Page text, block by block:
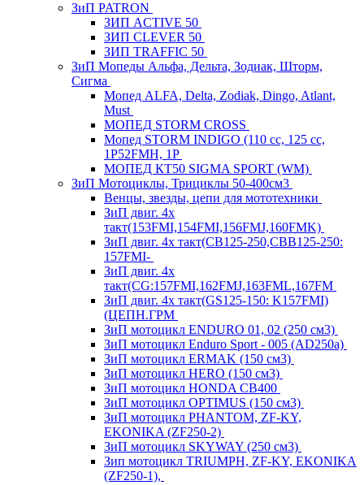
ЗиП PATRON
ЗИП ACTIVE 50
ЗИП CLEVER 50
ЗИП TRAFFIC 50
ЗиП Мопеды Альфа, Дельта, Зодиак, Шторм,
Сигма
Мопед ALFA, Delta, Zodiak, Dingo, Atlant,
Must
МОПЕД STORM CROSS
Мопед STORM INDIGO (110 сс, 125 cc,
1P52FMH, 1P
МОПЕД КТ50 SIGMA SPORT (WM)
ЗиП Мотоциклы, Трициклы 50-400см3
Венцы, звезды, цепи для мототехники
ЗиП двиг. 4х
такт(153FMI,154FMI,156FMJ,160FMK)
ЗиП двиг. 4х такт(CB125-250,CBB125-250:
157FMI-
ЗиП двиг. 4х
такт(CG:157FMI,162FMJ,163FML,167FM
ЗиП двиг. 4х такт(GS125-150: K157FMI)
(ЦЕПН.ГРМ
ЗиП мотоцикл ENDURO 01, 02 (250 см3)
ЗиП мотоцикл Enduro Sport - 005 (AD250a)
ЗиП мотоцикл ERMAK (150 см3)
ЗиП мотоцикл HERO (150 см3)
ЗиП мотоцикл HONDA CB400
ЗиП мотоцикл OPTIMUS (150 см3)
ЗиП мотоцикл PHANTOM, ZF-KY,
EKONIKA (ZF250-2)
ЗиП мотоцикл SKYWAY (250 см3)
Зип мотоцикл TRIUMPH, ZF-KY, EKONIKA
(ZF250-1),